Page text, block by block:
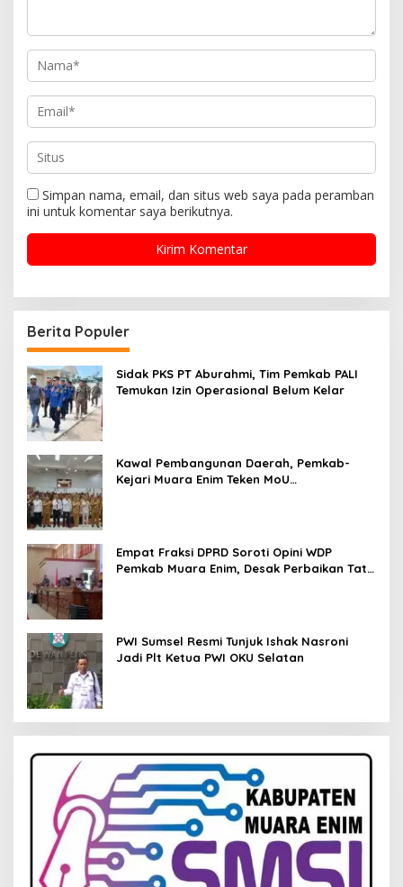
Simpan nama, email, dan situs web saya pada peramban
ini untuk komentar saya berikutnya.
Berita Populer
Sidak PKS PT Aburahmi, Tim Pemkab PALI
Temukan Izin Operasional Belum Kelar
Kawal Pembangunan Daerah, Pemkab-
Kejari Muara Enim Teken MoU
Empat Fraksi DPRD Soroti Opini WDP
Pemkab Muara Enim, Desak Perbaikan Tata
PWI Sumsel Resmi Tunjuk Ishak Nasroni
Jadi Plt Ketua PWI OKU Selatan